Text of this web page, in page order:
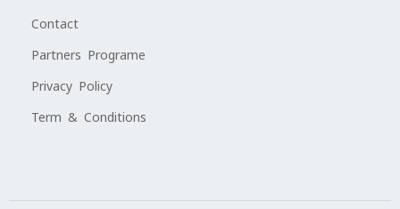
Contact
Partners Programe
Privacy Policy
Term & Conditions